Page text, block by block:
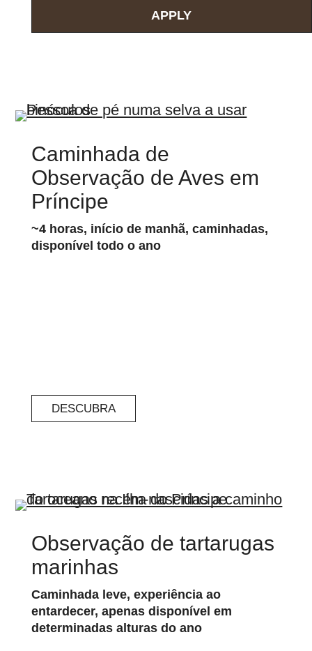
Caminhada de
Observação de Aves em
Príncipe
~4 horas, início de manhã, caminhadas,
disponível todo o ano
DESCUBRA
Observação de tartarugas
marinhas
Caminhada leve, experiência ao
entardecer, apenas disponível em
determinadas alturas do ano